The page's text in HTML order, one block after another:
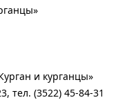
и курганцы»
тел. (3522) 45-84-31